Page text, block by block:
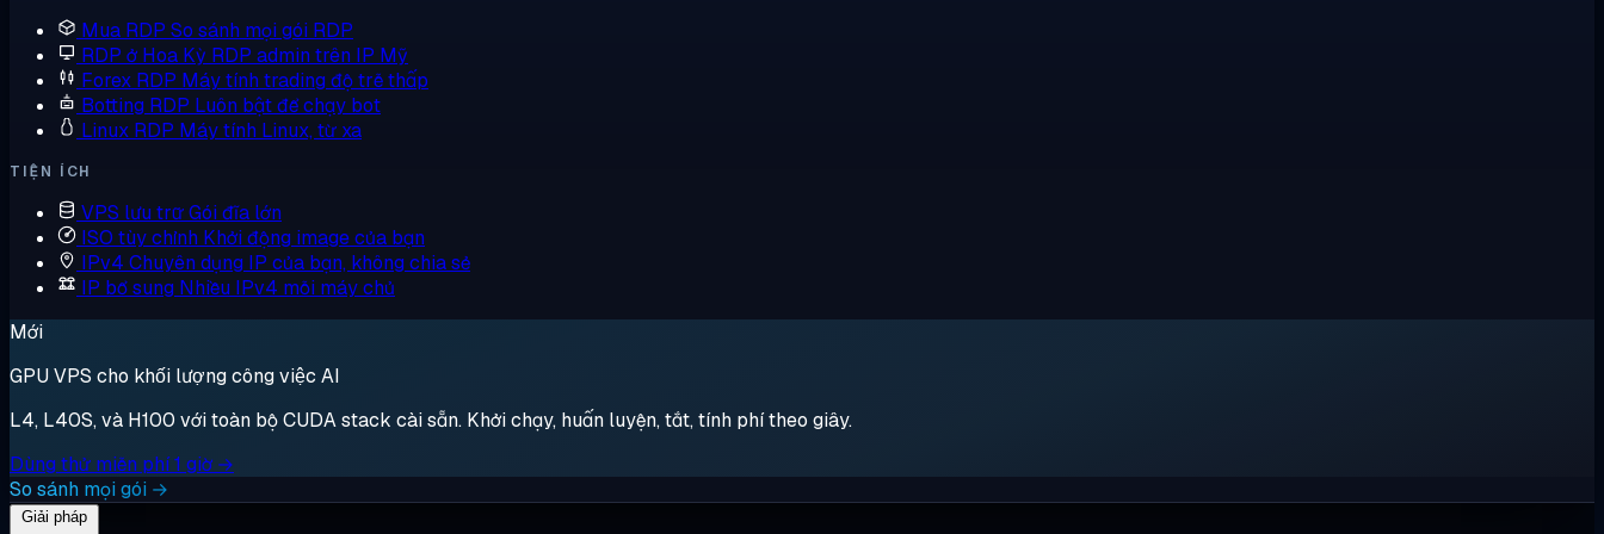
Mua RDP So sánh mọi gói RDP
RDP ở Hoa Kỳ RDP admin trên IP Mỹ
Forex RDP Máy tính trading độ trễ thấp
Botting RDP Luôn bật để chạy bot
Linux RDP Máy tính Linux, từ xa
TIỆN ÍCH
VPS lưu trữGói đĩa lớn
ISO tùy chỉnh Khởi động image của bạn
IPv4 Chuyên dụng IP của bạn, không chia sẻ
IP bổ sung Nhiều IPv4 mỗi máy chủ
Mới
GPU VPS cho khối lượng công việc AI
L4, L40S, và H100 với toàn bộ CUDA stack cài sẵn. Khởi chạy, huấn luyện, tắt, tính phí theo giây.
Dùng thử miễn phí 1 giờ →
So sánh mọi gói →